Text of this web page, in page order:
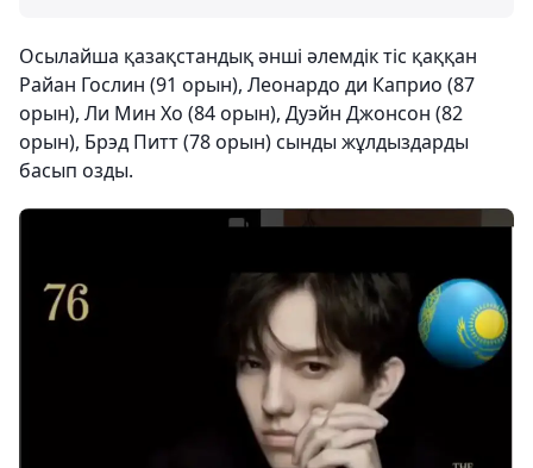
Осылайша қазақстандық әнші әлемдік тіс қаққан
Райан Гослин (91 орын), Леонардо ди Каприо (87
орын), Ли Мин Хо (84 орын), Дуэйн Джонсон (82
орын), Брэд Питт (78 орын) сынды жұлдыздарды
басып озды.